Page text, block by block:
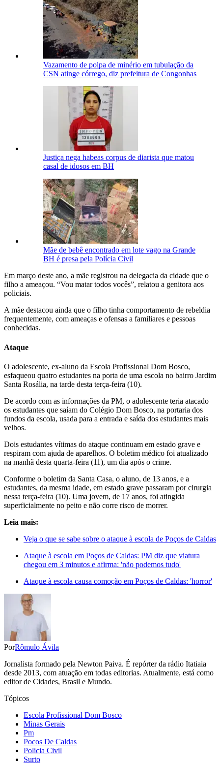
Vazamento de polpa de minério em tubulação da
CSN atinge córrego, diz prefeitura de Congonhas
Justiça nega habeas corpus de diarista que matou
casal de idosos em BH
Mãe de bebê encontrado em lote vago na Grande
BH é presa pela Polícia Civil
Em março deste ano, a mãe registrou na delegacia da cidade que o
filho a ameaçou. “Vou matar todos vocês”, relatou a genitora aos
policiais.
A mãe destacou ainda que o filho tinha comportamento de rebeldia
frequentemente, com ameaças e ofensas a familiares e pessoas
conhecidas.
Ataque
O adolescente, ex-aluno da Escola Profissional Dom Bosco,
esfaqueou quatro estudantes na porta de uma escola no bairro Jardim
Santa Rosália, na tarde desta terça-feira (10).
De acordo com as informações da PM, o adolescente teria atacado
os estudantes que saíam do Colégio Dom Bosco, na portaria dos
fundos da escola, usada para a entrada e saída dos estudantes mais
velhos.
Dois estudantes vítimas do ataque continuam em estado grave e
respiram com ajuda de aparelhos. O boletim médico foi atualizado
na manhã desta quarta-feira (11), um dia após o crime.
Conforme o boletim da Santa Casa, o aluno, de 13 anos, e a
estudantes, da mesma idade, em estado grave passaram por cirurgia
nessa terça-feira (10). Uma jovem, de 17 anos, foi atingida
superficialmente no peito e não corre risco de morrer.
Leia mais:
Veja o que se sabe sobre o ataque à escola de Poços de Caldas
Ataque à escola em Poços de Caldas: PM diz que viatura
chegou em 3 minutos e afirma: 'não podemos tudo'
Ataque à escola causa comoção em Poços de Caldas: 'horror'
PorRômulo Ávila
Jornalista formado pela Newton Paiva. É repórter da rádio Itatiaia
desde 2013, com atuação em todas editorias. Atualmente, está como
editor de Cidades, Brasil e Mundo.
Tópicos
Escola Profissional Dom Bosco
Minas Gerais
Pm
Pocos De Caldas
Policia Civil
Surto